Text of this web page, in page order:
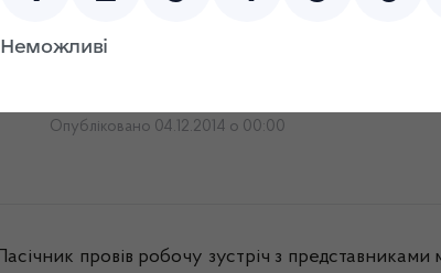
зустрівся з
Опубліковано 04.12.2014 о 00:00
провів робочу зустріч з представниками